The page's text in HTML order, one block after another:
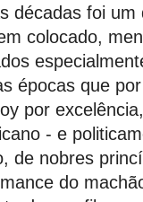
décadas foi
colocado,
épocas que
por
- e
de nobres
do